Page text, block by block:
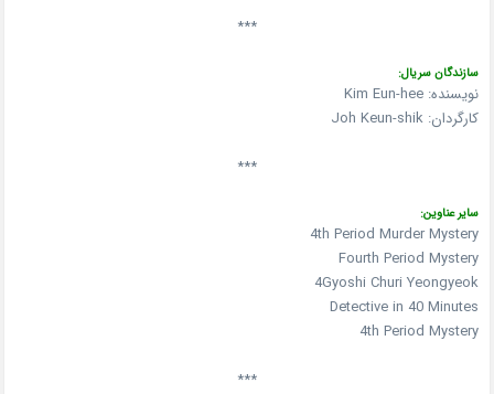
***
سازندگان سریال:
نویسنده: Kim Eun-hee
کارگردان: Joh Keun-shik
***
سایر عناوین:
4th Period Murder Mystery
Fourth Period Mystery
4Gyoshi Churi Yeongyeok
Detective in 40 Minutes
4th Period Mystery
***